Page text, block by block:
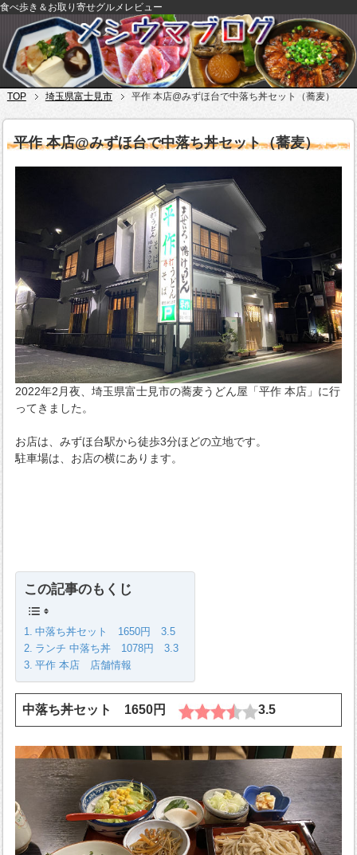
食べ歩き＆お取り寄せグルメレビュー
TOP 埼玉県富士見市 平作 本店@みずほ台で中落ち丼セット（蕎麦）
平作 本店@みずほ台で中落ち丼セット（蕎麦）
2022年2月夜、埼玉県富士見市の蕎麦うどん屋「平作 本店」に行
ってきました。
お店は、みずほ台駅から徒歩3分ほどの立地です。
駐車場は、お店の横にあります。
この記事のもくじ
中落ち丼セット 1650円 3.5
ランチ 中落ち丼 1078円 3.3
平作 本店 店舗情報
中落ち丼セット 1650円 3.5